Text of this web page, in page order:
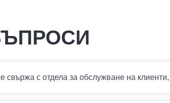
свържа с отдела за обслужване на